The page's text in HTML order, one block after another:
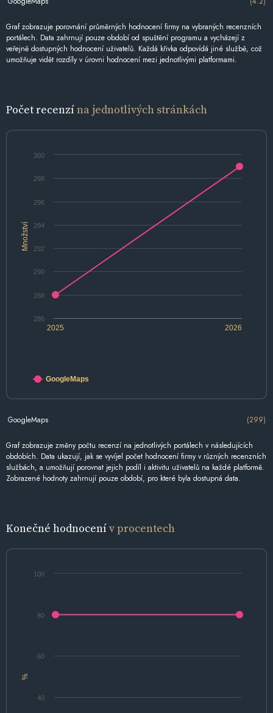
Graf zobrazuje porovnání průměrných hodnocení firmy na vybraných recenzních
portálech. Data zahrnují pouze období od spuštění programu a vycházejí z
veřejně dostupných hodnocení uživatelů. Každá křivka odpovídá jiné službě, což
umožňuje vidět rozdíly v úrovni hodnocení mezi jednotlivými platformami.
Počet recenzína jednotlivých stránkách
Množství
2025 2026
286
288
290
292
294
296
298
300
GoogleMaps
GoogleMaps (299)
Graf zobrazuje změny počtu recenzí na jednotlivých portálech v následujících
obdobích. Data ukazují, jak se vyvíjel počet hodnocení firmy v různých recenzních
službách, a umožňují porovnat jejich podíl i aktivitu uživatelů na každé platformě.
Zobrazené hodnoty zahrnují pouze období, pro které byla dostupná data.
Konečné hodnocenív procentech
%
40
60
80
100